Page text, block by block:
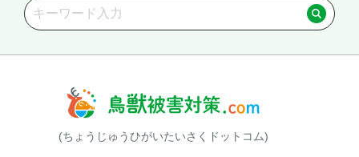
(ちょうじゅうひがいたいさくドットコム)